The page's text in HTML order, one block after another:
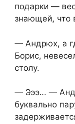
подарки —
знающей, что
— Андрюх, а
Борис,
столу.
— Эээ… —
буквально